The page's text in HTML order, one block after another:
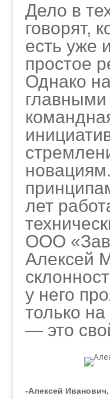
Дело в
говорят,
есть уже
простое
Однако
лет
ООО
Алексей
у него
только
— это
-Алексей